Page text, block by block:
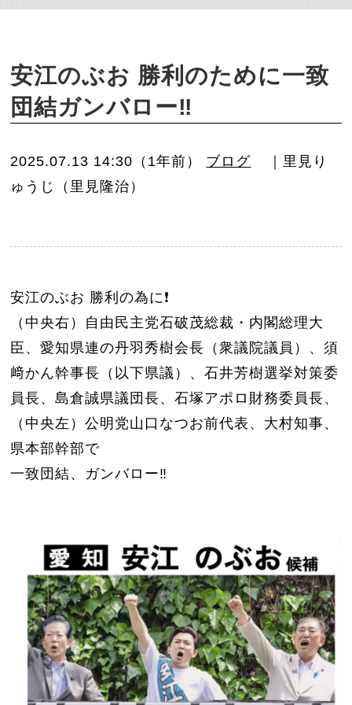
安江のぶお 勝利のために一致
団結ガンバロー‼️
2025.07.13 14:30（1年前） ブログ
｜里見り
ゅうじ（里見隆治）
安江のぶお 勝利の為に❗️
（中央右）自由民主党石破茂総裁・内閣総理大
臣、愛知県連の丹羽秀樹会長（衆議院議員）、須
﨑かん幹事長（以下県議）、石井芳樹選挙対策委
員長、島倉誠県議団長、石塚アポロ財務委員長、
（中央左）公明党山口なつお前代表、大村知事、
県本部幹部で
一致団結、ガンバロー‼️